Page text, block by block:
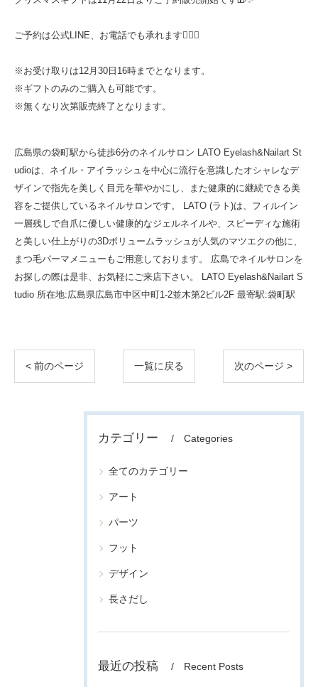
ご予約は公式LINE、お電話でも承れます💁🏻‍♀️
※お受け取りは12月30日16時までとなります。
※ギフトのみのご購入も可能です。
※無くなり次第販売終了となります。
広島県の袋町駅から徒歩6分のネイルサロン LATO Eyelash&Nailart St
udioは、ネイル・アイラッシュを中心に流行を意識したオシャレなデ
ザインで指先を美しく目元を華やかにし、また健康的に継続できる美
容をご提供しているネイルサロンです。 LATO (ラト)は、フィルイン
一層残しで自爪に優しい健康的なジェルネイルや、スピーディな施術
と美しい仕上がりの3Dボリュームラッシュが人気のマツエクの他に、
まつ毛パーマメニューもご用意しております。 広島でネイルサロンを
お探しの際は是非、お気軽にご来店下さい。 LATO Eyelash&Nailart S
tudio 所在地:広島県広島市中区中町1-2並木第2ビル2F 最寄駅:袋町駅
< 前のページ 一覧に戻る 次のページ >
カテゴリー Categories
全てのカテゴリー
アート
パーツ
フット
デザイン
長さだし
最近の投稿 Recent Posts